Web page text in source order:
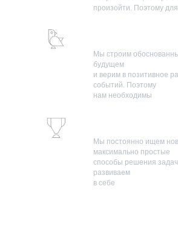
произойти. Поэтому
Мы строим
будущем
и верим в позитивное
событий. Поэтому
нам необходимы
Мы постоянно ищем
максимально простые
способы решения
развиваем
в себе